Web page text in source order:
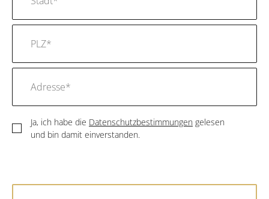
Ja, ich habe die Datenschutzbestimmungen gelesen
und bin damit einverstanden.